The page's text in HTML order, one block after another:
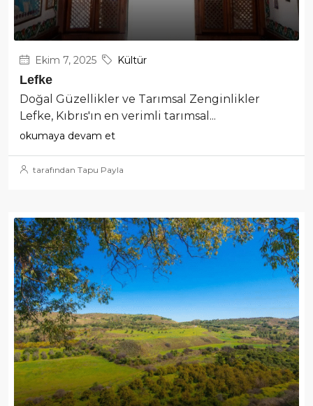
Ekim 7, 2025 Kültür
Lefke
Doğal Güzellikler ve Tarımsal Zenginlikler
Lefke, Kıbrıs'ın en verimli tarımsal...
okumaya devam et
tarafından Tapu Payla